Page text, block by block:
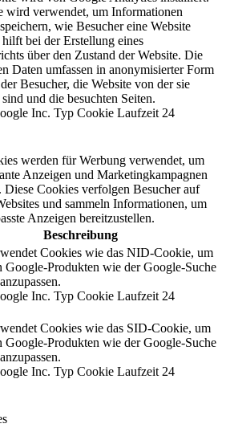
wird verwendet, um Informationen
wie Besucher eine Website
bei der Erstellung eines
über den Zustand der Website. Die
Daten umfassen in anonymisierter Form
Besucher, die Website von der sie
und die besuchten Seiten.
Inc. Typ Cookie Laufzeit 24
werden für Werbung verwendet, um
Anzeigen und Marketingkampagnen
Diese Cookies verfolgen Besucher auf
und sammeln Informationen, um
Anzeigen bereitzustellen.
Beschreibung
Cookies wie das NID-Cookie, um
Google-Produkten wie der Google-Suche
Inc. Typ Cookie Laufzeit 24
Cookies wie das SID-Cookie, um
Google-Produkten wie der Google-Suche
Inc. Typ Cookie Laufzeit 24